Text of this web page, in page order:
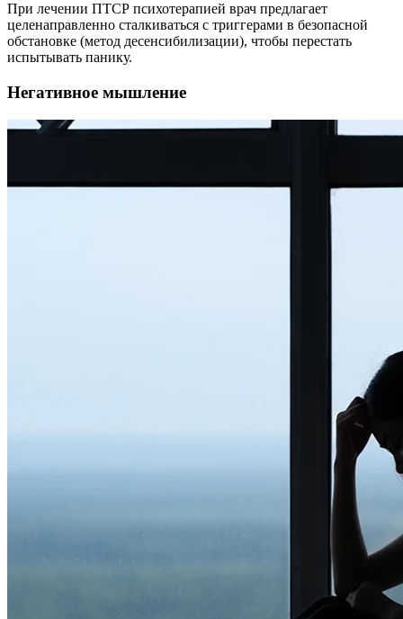
При лечении ПТСР психотерапией врач предлагает
целенаправленно сталкиваться с триггерами в безопасной
обстановке (метод десенсибилизации), чтобы перестать
испытывать панику.
Негативное мышление